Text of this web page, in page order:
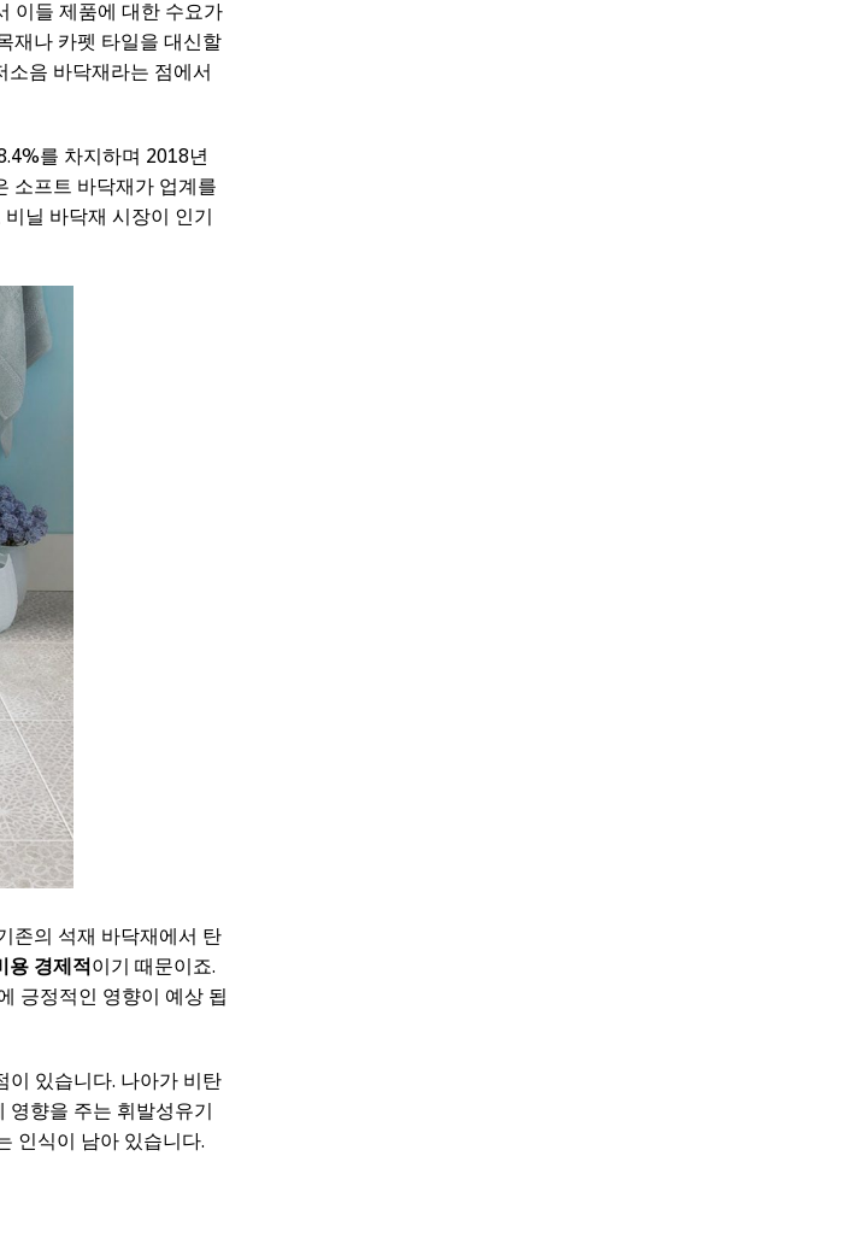
이들 제품에 대한 수요가
재나 카펫 타일을 대신할
소음 바닥재라는 점에서
를 차지하며 2018년
소프트 바닥재가 업계를
닐 바닥재 시장이 인기
존의 석재 바닥재에서 탄
용 경제적 이기 때문이죠.
긍정적인 영향이 예상 됩
이 있습니다. 나아가 비탄
향을 주는 휘발성유기
인식이 남아 있습니다.